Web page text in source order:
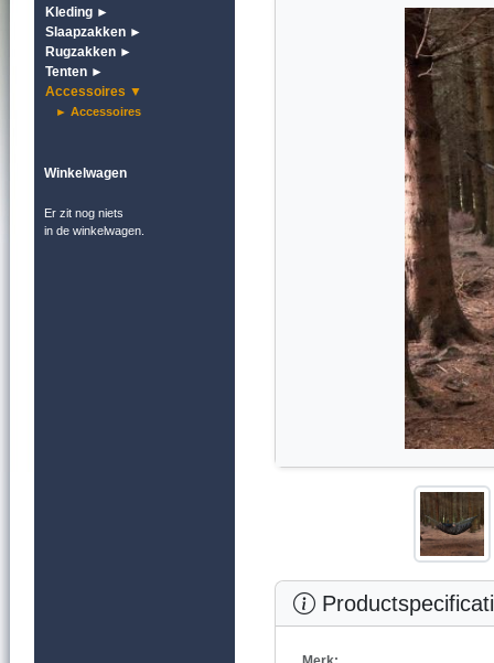
Kleding ►
Slaapzakken ►
Rugzakken ►
Tenten ►
Accessoires ▼
► Accessoires
Winkelwagen
Er zit nog niets
in de winkelwagen.